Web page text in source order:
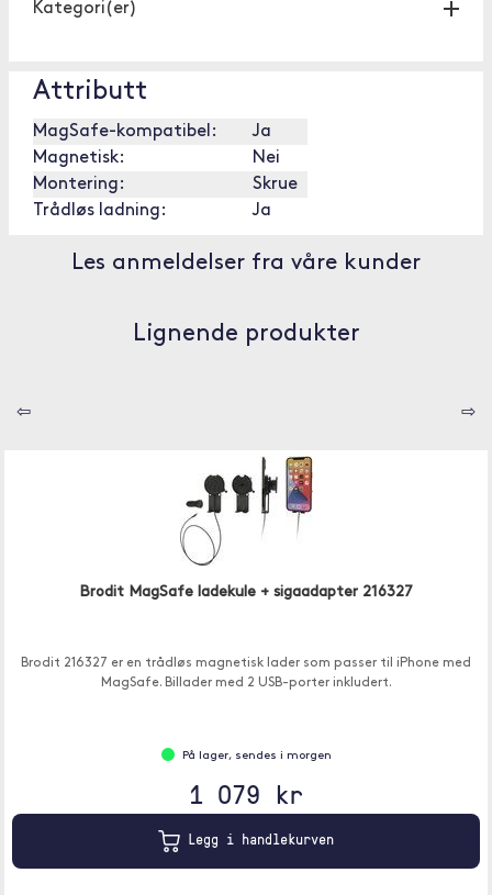
Kategori(er)
Attributt
MagSafe-kompatibel:
Ja
Magnetisk:
Nei
Montering:
Skrue
Trådløs ladning:
Ja
Les anmeldelser fra våre kunder
Lignende produkter
⇦ ⇨
Brodit MagSafe ladekule + sigaadapter 216327
Brodit 216327 er en trådløs magnetisk lader som passer til iPhone med
MagSafe. Billader med 2 USB-porter inkludert.
På lager, sendes i morgen
1 079 kr
Legg i handlekurven